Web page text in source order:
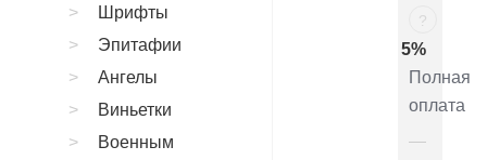
?
5%
Полная
оплата
Шрифты
Эпитафии
Ангелы
Виньетки
Военным